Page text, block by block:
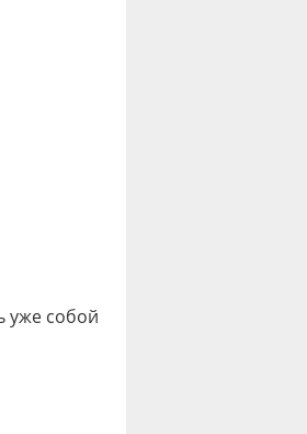
уже собой